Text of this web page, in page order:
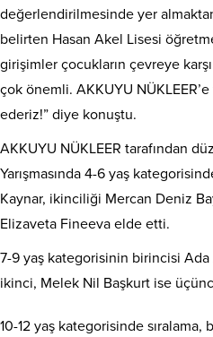
değerlendirilmesinde yer
belirten Hasan Akel Lisesi
girişimler çocukların çevreye
çok önemli. AKKUYU
ederiz!” diye konuştu.
AKKUYU NÜKLEER tarafından
Yarışmasında 4-6 yaş
Kaynar, ikinciliği Mercan Deniz
Elizaveta Fineeva elde etti.
7-9 yaş kategorisinin birincisi
ikinci, Melek Nil Başkurt ise
10-12 yaş kategorisinde